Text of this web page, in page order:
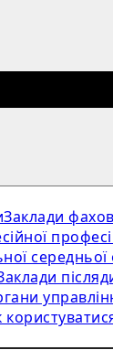
Заклади
середньої